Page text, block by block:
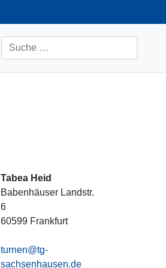
Suchen
Tabea Heid
Babenhäuser Landstr.
6
60599 Frankfurt
turnen@tg-
sachsenhausen.de